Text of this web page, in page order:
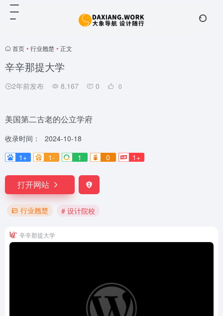
首页 • 行业翘楚 • 正文
辛辛那提大学
2年前发布 8,167 0 0
美国第二古老的公立学府
收录时间：
2024-10-18
1+
1- 1 0 1+
打开网站
行业翘楚 # 设计院校
辛辛那提大学